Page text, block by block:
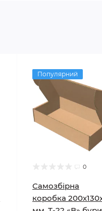
Популярний
0
Самозбірна
коробка